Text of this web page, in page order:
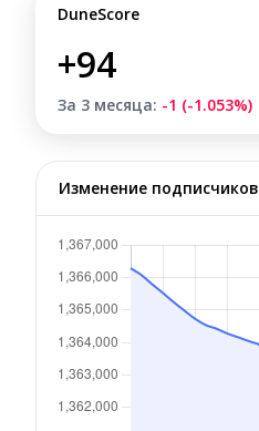
DuneScore
+94
За 3 месяца: -1 (-1.053%)
Изменение подписчиков